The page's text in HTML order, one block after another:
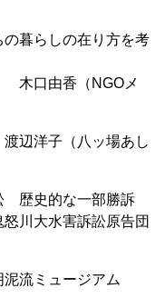
しの在り方を考
メ
辺洋子（八ッ場あし
歴史的な一部勝訴
害訴訟原告団
流ミュージアム